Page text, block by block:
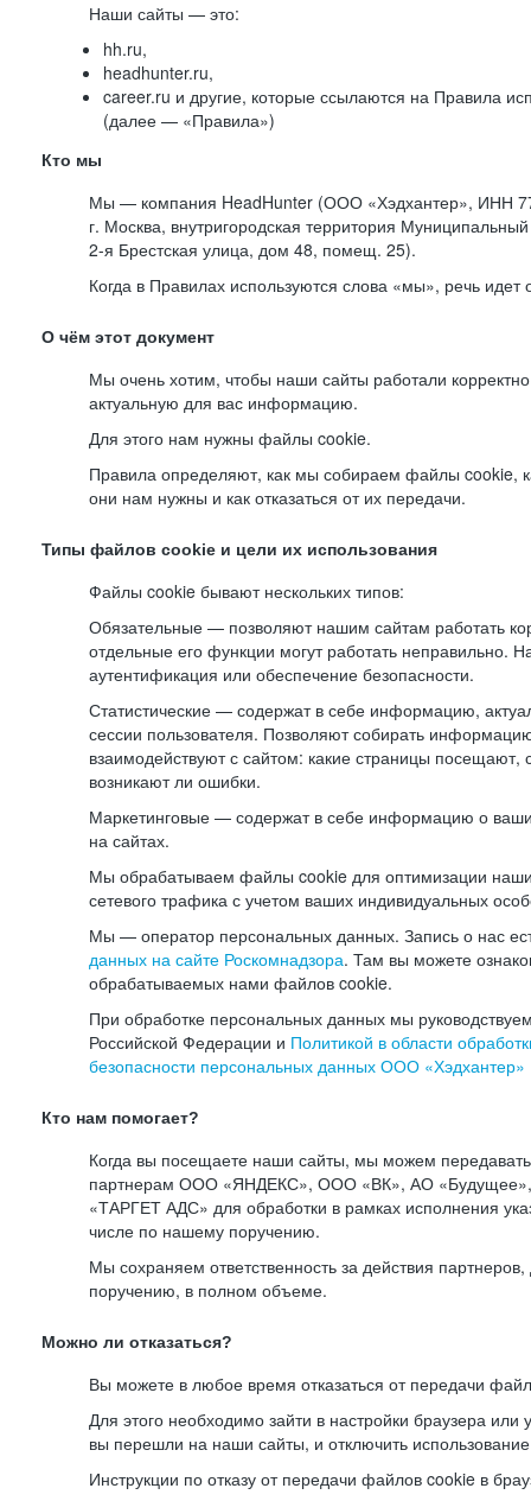
Наши сайты — это:
hh.ru,
headhunter.ru,
career.ru и другие, которые ссылаются на Правила
(далее — «Правила»)
Кто мы
Мы — компания HeadHunter (ООО «Хэдхантер», ИНН
г. Москва, внутригородская территория Муниципальный
2-я Брестская улица, дом 48, помещ. 25).
Когда в Правилах используются слова «мы», речь
О чём этот документ
Мы очень хотим, чтобы наши сайты работали
актуальную для вас информацию.
Для этого нам нужны файлы cookie.
Правила определяют, как мы собираем файлы cookie,
они нам нужны и как отказаться от их передачи.
Типы файлов cookie и цели их использования
Файлы cookie бывают нескольких типов:
Обязательные — позволяют нашим сайтам работать
отдельные его функции могут работать неправильно.
аутентификация или обеспечение безопасности.
Статистические — содержат в себе информацию,
сессии пользователя. Позволяют собирать
взаимодействуют с сайтом: какие страницы посещают,
возникают ли ошибки.
Маркетинговые — содержат в себе информацию о
на сайтах.
Мы обрабатываем файлы cookie для оптимизации
сетевого трафика с учетом ваших индивидуальных
Мы — оператор персональных данных. Запись о нас
данных на сайте Роскомнадзора. Там вы можете
обрабатываемых нами файлов cookie.
При обработке персональных данных мы
Российской Федерации и Политикой в области
безопасности персональных данных ООО «Хэдхантер»
Кто нам помогает?
Когда вы посещаете наши сайты, мы можем
партнерам ООО «ЯНДЕКС», ООО «ВК», АО
«ТАРГЕТ АДС» для обработки в рамках исполнения
числе по нашему поручению.
Мы сохраняем ответственность за действия
поручению, в полном объеме.
Можно ли отказаться?
Вы можете в любое время отказаться от передачи
Для этого необходимо зайти в настройки браузера или
вы перешли на наши сайты, и отключить
Инструкции по отказу от передачи файлов cookie в